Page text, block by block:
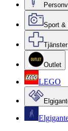
Sport &
Outlet
LEGO